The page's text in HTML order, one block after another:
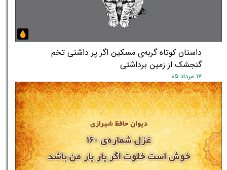
داستان کوتاه گربه‌ی مسکین اگر پر داشتی تخم
گنجشک از زمین برداشتی
۱۷ مرداد ۰۵